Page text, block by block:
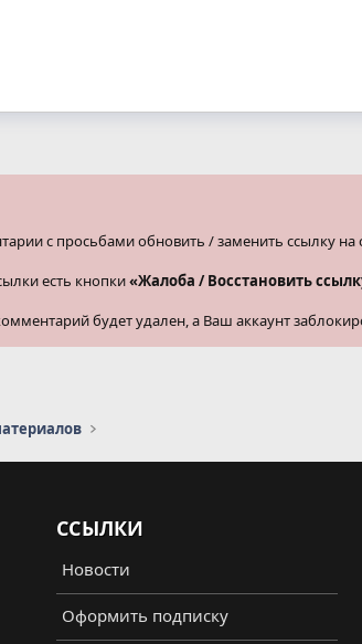
с просьбами обновить / заменить ссылку
есть кнопки«Жалоба / Восстановить
будет удален, а Ваш аккаунт
ССЫЛКИ
Новости
Оформить подписку